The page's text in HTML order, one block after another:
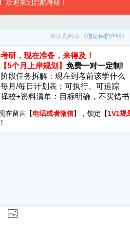
条赛道，不同的破局点
还能拿到什么
关于我们
号紫金大厦11层
16065416号-7
限